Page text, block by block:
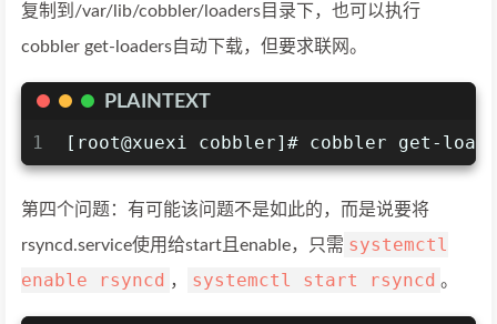
复制到/var/lib/cobbler/loaders目录下，也可以执行
cobbler get-loaders自动下载，但要求联网。
PLAINTEXT
1
[root@xuexi cobbler]# cobbler get-
第四个问题：有可能该问题不是如此的，而是说要将
rsyncd.service使用给start且enable，只需 systemctl
enable rsyncd ， systemctl start rsyncd 。